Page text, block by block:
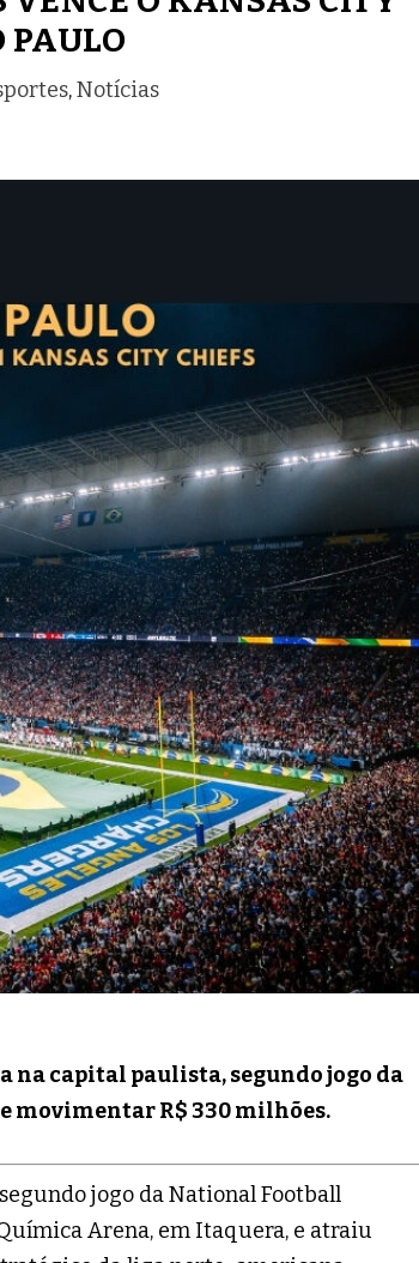
PAULO
,Notícias
na capital paulista, segundo jogo da
movimentar R$ 330 milhões.
jogo da National Football
Arena, em Itaquera, e atraiu